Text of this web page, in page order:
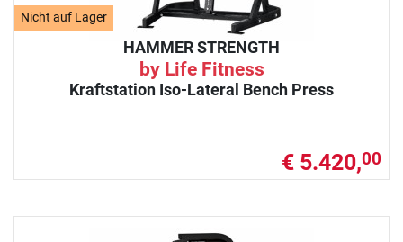
Nicht auf Lager
HAMMER STRENGTH
by Life Fitness
Kraftstation Iso-Lateral Bench Press
€ 5.420,00